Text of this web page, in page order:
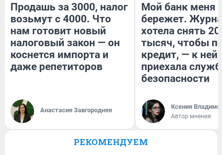
Продашь за 3000, налог
возьмут с 4000. Что
нам готовит новый
налоговый закон — он
коснется импорта и
даже репетиторов
Анастасия Завгородняя
Мой банк меня
бережет.
хотела снять
тысяч, чтобы
кредит, — к
приехала
безопасности
Ксения
Автор мнения
РЕКОМЕНДУЕМ